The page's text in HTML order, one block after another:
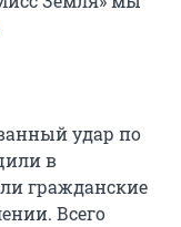
удар по
в
гражданские
Всего